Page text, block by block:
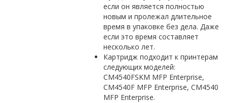
если он является полностью
новым и пролежал длительное
время в упаковке без дела. Даже
если это время составляет
несколько лет.
Картридж подходит к принтерам
следующих моделей:
CM4540FSKM MFP Enterprise,
CM4540F MFP Enterprise, CM4540
MFP Enterprise.